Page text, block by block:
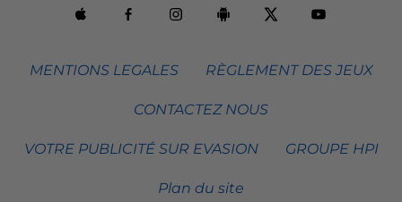
MENTIONS LEGALES RÈGLEMENT DES JEUX
CONTACTEZ NOUS
VOTRE PUBLICITÉ SUR EVASION GROUPE HPI
Plan du site